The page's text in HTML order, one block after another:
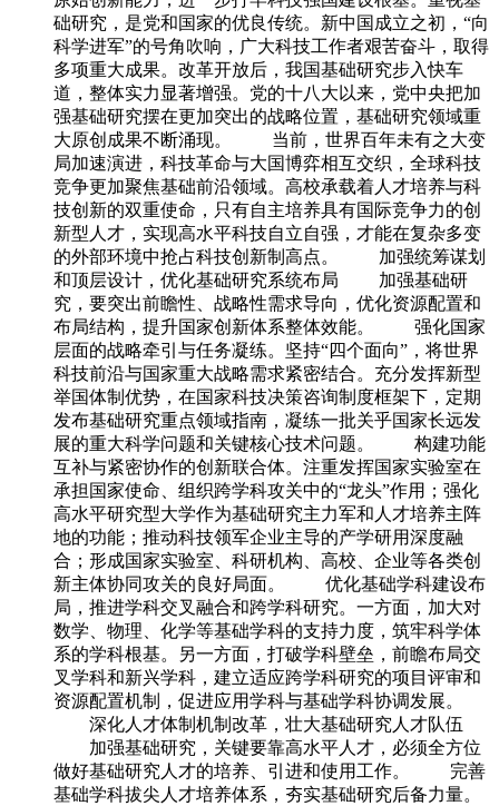
础研究，是党和国家的优良传统。新中国成立之初，“向
科学进军”的号角吹响，广大科技工作者艰苦奋斗，取得
多项重大成果。改革开放后，我国基础研究步入快车
道，整体实力显著增强。党的十八大以来，党中央把加
强基础研究摆在更加突出的战略位置，基础研究领域重
大原创成果不断涌现。 当前，世界百年未有之大变
局加速演进，科技革命与大国博弈相互交织，全球科技
竞争更加聚焦基础前沿领域。高校承载着人才培养与科
技创新的双重使命，只有自主培养具有国际竞争力的创
新型人才，实现高水平科技自立自强，才能在复杂多变
的外部环境中抢占科技创新制高点。 加强统筹谋划
和顶层设计，优化基础研究系统布局 加强基础研
究，要突出前瞻性、战略性需求导向，优化资源配置和
布局结构，提升国家创新体系整体效能。 强化国家
层面的战略牵引与任务凝练。坚持“四个面向”，将世界
科技前沿与国家重大战略需求紧密结合。充分发挥新型
举国体制优势，在国家科技决策咨询制度框架下，定期
发布基础研究重点领域指南，凝练一批关乎国家长远发
展的重大科学问题和关键核心技术问题。 构建功能
互补与紧密协作的创新联合体。注重发挥国家实验室在
承担国家使命、组织跨学科攻关中的“龙头”作用；强化
高水平研究型大学作为基础研究主力军和人才培养主阵
地的功能；推动科技领军企业主导的产学研用深度融
合；形成国家实验室、科研机构、高校、企业等各类创
新主体协同攻关的良好局面。 优化基础学科建设布
局，推进学科交叉融合和跨学科研究。一方面，加大对
数学、物理、化学等基础学科的支持力度，筑牢科学体
系的学科根基。另一方面，打破学科壁垒，前瞻布局交
叉学科和新兴学科，建立适应跨学科研究的项目评审和
资源配置机制，促进应用学科与基础学科协调发展。
深化人才体制机制改革，壮大基础研究人才队伍
加强基础研究，关键要靠高水平人才，必须全方位
做好基础研究人才的培养、引进和使用工作。 完善
基础学科拔尖人才培养体系，夯实基础研究后备力量。